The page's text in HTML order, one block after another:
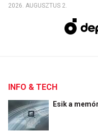
2026. AUGUSZTUS 2.
INFO & TECH
Esik a